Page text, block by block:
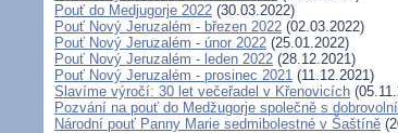
Pouť do Medjugorje 2022 (30.03.2022)
Pouť Nový Jeruzalém - březen 2022 (02.03.2022)
Pouť Nový Jeruzalém - únor 2022 (25.01.2022)
Pouť Nový Jeruzalém - leden 2022 (28.12.2021)
Pouť Nový Jeruzalém - prosinec 2021 (11.12.2021)
Slavíme výročí: 30 let večeřadel v Křenovicích
Pozvání na pouť do Medžugorje společně s
Národní pouť Panny Marie sedmibolestné v Šaštíně